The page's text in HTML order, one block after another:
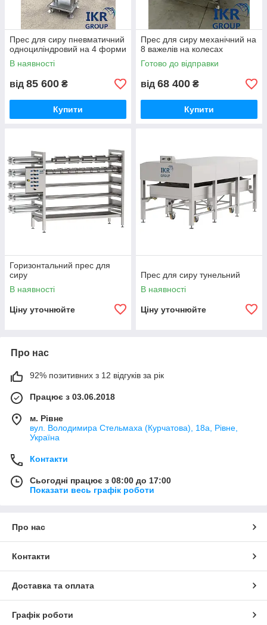
Прес для сиру пневматичний
одноциліндровий на 4 форми
В наявності
від 85 600 ₴
Купити
Прес для сиру механічний на
8 важелів на колесах
Готово до відправки
від 68 400 ₴
Купити
Горизонтальний прес для
сиру
В наявності
Ціну уточнюйте
Прес для сиру тунельний
В наявності
Ціну уточнюйте
Про нас
92% позитивних з 12 відгуків за рік
Працює з 03.06.2018
м. Рівне
вул. Володимира Стельмаха (Курчатова), 18а, Рівне,
Україна
Контакти
Сьогодні працює з 08:00 до 17:00
Показати весь графік роботи
Про нас
Контакти
Доставка та оплата
Графік роботи